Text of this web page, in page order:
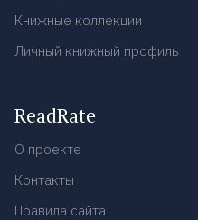
Книжные коллекции
Личный книжный профиль
ReadRate
О проекте
Контакты
Правила сайта